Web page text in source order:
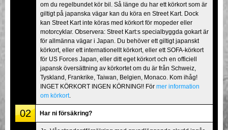
Tokyo Akihabara#2 Tokyo Shibuya
Tokyo Shibuya Annex Tokyo Bay
Tokyo Asakusa Osaka
Okinawa
om du regelbundet kör bil. Så länge du har ett körkort som är
giltigt på japanska vägar kan du köra en Street Kart. Dock
kan Street Kart inte köras med körkort för mopeder eller
motorcyklar. Observera: Street Kart:s specialbyggda gokart är
för allmänna vägar i Japan. Du behöver ett giltigt japanskt
körkort, eller ett internationellt körkort, eller ett SOFA-körkort
för US Forces Japan, eller ditt eget körkort och en officiell
japansk översättning av körkortet om du är från Schweiz,
Tyskland, Frankrike, Taiwan, Belgien, Monaco. Kom ihåg!
INGET KÖRKORT INGEN KÖRNING!! För mer information
om körkort.
02 Har ni försäkring?